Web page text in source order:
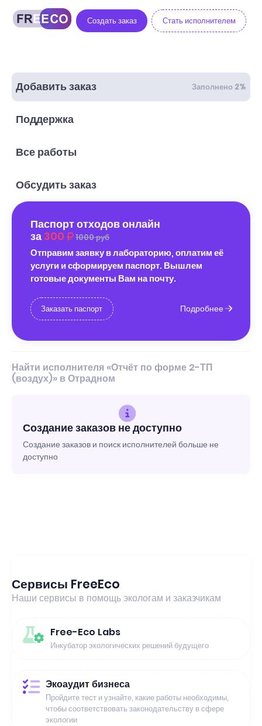
Создать заказ Стать исполнителем
Добавить заказ Заполнено 2%
Поддержка
Все работы
Обсудить заказ
Паспорт отходов онлайн
за 300 1000 руб
Отправим заявку в лабораторию, оплатим её
услуги и сформируем паспорт. Вышлем
готовые документы Вам на почту.
Заказать паспорт Подробнее
Найти исполнителя «Отчёт по форме 2-ТП
(воздух)» в Отрадном
Создание заказов не доступно
Создание заказов и поиск исполнителей больше не
доступно
Сервисы FreeEco
Наши сервисы в помощь экологам и заказчикам
Free-Eco Labs
Инкубатор экологических решений будущего
Экоаудит бизнеса
Пройдите тест и узнайте, какие работы необходимы,
чтобы соответствовать законодательству в сфере
экологии